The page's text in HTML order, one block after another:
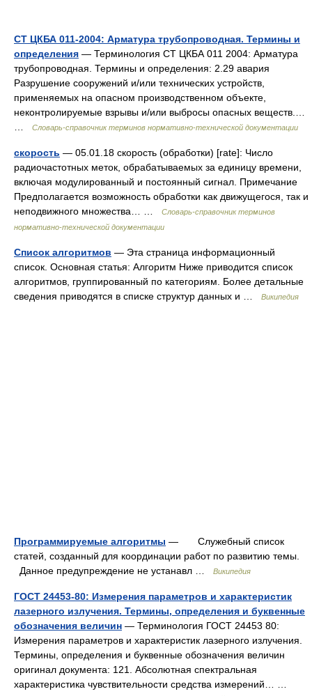
СТ ЦКБА 011-2004: Арматура трубопроводная. Термины и
определения — Терминология СТ ЦКБА 011 2004: Арматура
трубопроводная. Термины и определения: 2.29 авария
Разрушение сооружений и/или технических устройств,
применяемых на опасном производственном объекте,
неконтролируемые взрывы и/или выбросы опасных веществ.…
Словарь-справочник терминов нормативно-технической документации
скорость — 05.01.18 скорость (обработки) [rate]: Число
радиочастотных меток, обрабатываемых за единицу времени,
включая модулированный и постоянный сигнал. Примечание
Предполагается возможность обработки как движущегося, так и
неподвижного множества… …
Словарь-справочник терминов
нормативно-технической документации
Список алгоритмов — Эта страница информационный
список. Основная статья: Алгоритм Ниже приводится список
алгоритмов, группированный по категориям. Более детальные
сведения приводятся в списке структур данных и …
Википедия
Программируемые алгоритмы — Служебный список
статей, созданный для координации работ по развитию темы.
Данное предупреждение не устанавл …
Википедия
ГОСТ 24453-80: Измерения параметров и характеристик
лазерного излучения. Термины, определения и буквенные
обозначения величин — Терминология ГОСТ 24453 80:
Измерения параметров и характеристик лазерного излучения.
Термины, определения и буквенные обозначения величин
оригинал документа: 121. Абсолютная спектральная
характеристика чувствительности средства измерений… …